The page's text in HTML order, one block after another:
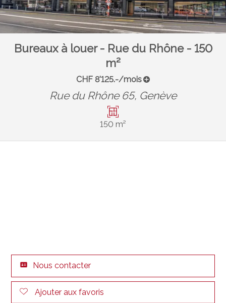
Bureaux à louer - Rue du Rhône - 150
m²
CHF 8'125.-/mois
Rue du Rhône 65, Genève
150 m²
Nous contacter
Ajouter aux favoris